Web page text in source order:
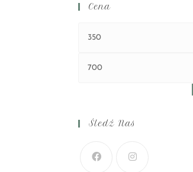
Cena
Śledź Nas